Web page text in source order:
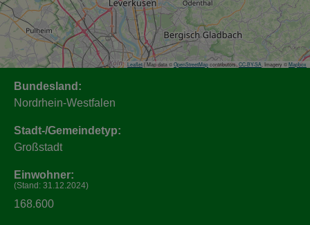
Leaflet | Map data © OpenStreetMap contributors, CC-BY-SA, Imagery © Mapbox
Bundesland:
Nordrhein-Westfalen
Stadt-/Gemeindetyp:
Großstadt
Einwohner:
(Stand: 31.12.2024)
168.600